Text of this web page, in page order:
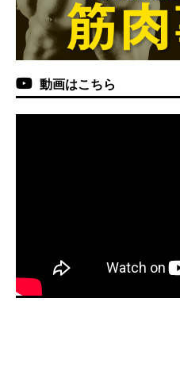
動画はこちら